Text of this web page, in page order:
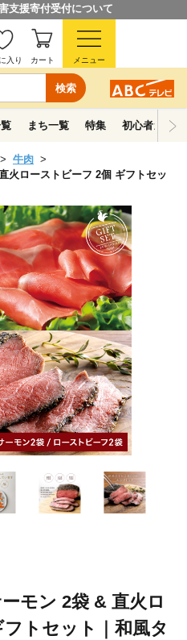
支援寄付受付について
検索
入り カート メニュー
まち一覧 特集 初心者ガイド
牛肉
火ローストビーフ 2個 ギフトセッ
モン 2袋 & 直火ロ
トセット｜和風タ